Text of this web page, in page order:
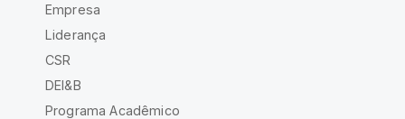
Empresa
Liderança
CSR
DEI&B
Programa Acadêmico